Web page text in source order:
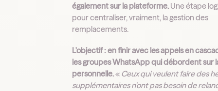
également sur la plateforme.Une étape
pour centraliser, vraiment, la gestion des
remplacements.
L'objectif : en finir avec les appels en
les groupes WhatsApp qui débordent sur
personnelle.« Ceux qui veulent faire des
supplémentaires n'ont pas besoin de